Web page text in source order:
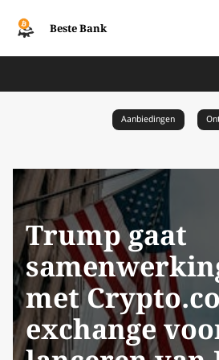
Beste Bank
Aanbiedingen
Trump gaat
met
exchange